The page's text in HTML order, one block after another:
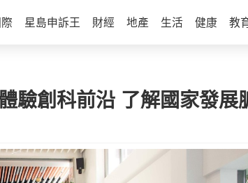
際 星島申訴王 財經 地產 生活 健康 教
驗創科前沿 了解國家發展